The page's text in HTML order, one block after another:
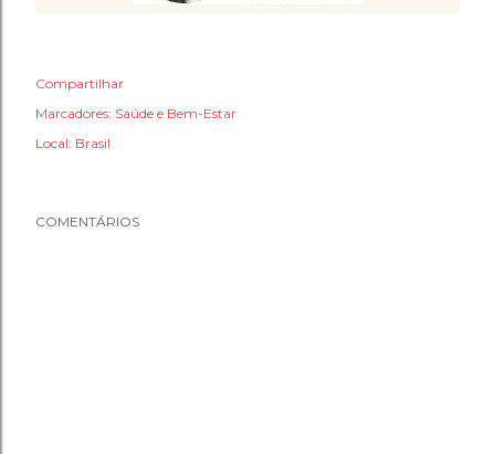
Compartilhar
Marcadores: Saúde e Bem-Estar
Local: Brasil
COMENTÁRIOS